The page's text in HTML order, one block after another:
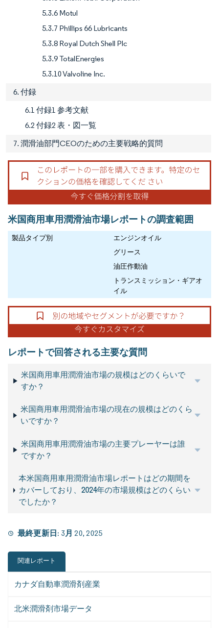
5.3.6 Motul
5.3.7 Phillips 66 Lubricants
5.3.8 Royal Dutch Shell Plc
5.3.9 TotalEnergies
5.3.10 Valvoline Inc.
6. 付録
6.1 付録1 参考文献
6.2 付録2 表・図一覧
7. 潤滑油部門CEOのための主要戦略的質問
米国商用車用潤滑油市場レポートの調査範囲
製品タイプ別
エンジンオイル
グリース
油圧作動油
トランスミッション・ギアオ
イル
レポートで回答される主要な質問
米国商用車用潤滑油市場の規模はどのくらいで
すか？
米国商用車用潤滑油市場の現在の規模はどのくら
いですか？
米国商用車用潤滑油市場の主要プレーヤーは誰
ですか？
本米国商用車用潤滑油市場レポートはどの期間を
カバーしており、2024年の市場規模はどのくらい
でしたか？
最終更新日: 3月 20, 2025
関連レポート
カナダ自動車潤滑剤産業
北米潤滑剤市場データ